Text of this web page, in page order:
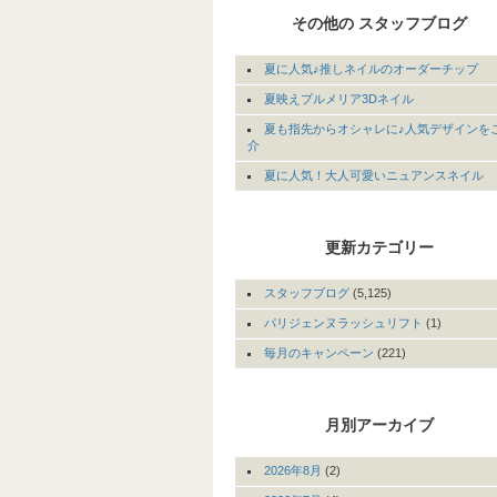
その他の スタッフブログ
夏に人気♪推しネイルのオーダーチップ
夏映えプルメリア3Dネイル
夏も指先からオシャレに♪人気デザインを
介
夏に人気！大人可愛いニュアンスネイル
更新カテゴリー
スタッフブログ (5,125)
パリジェンヌラッシュリフト (1)
毎月のキャンペーン (221)
月別アーカイブ
2026年8月 (2)